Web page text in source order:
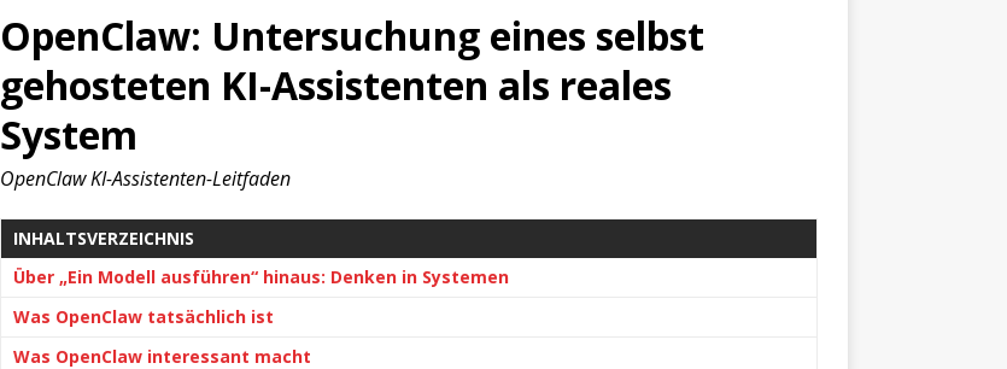
OpenClaw: Untersuchung eines selbst
gehosteten KI-Assistenten als reales
System
OpenClaw KI-Assistenten-Leitfaden
INHALTSVERZEICHNIS
Über „Ein Modell ausführen“ hinaus: Denken in Systemen
Was OpenClaw tatsächlich ist
Was OpenClaw interessant macht